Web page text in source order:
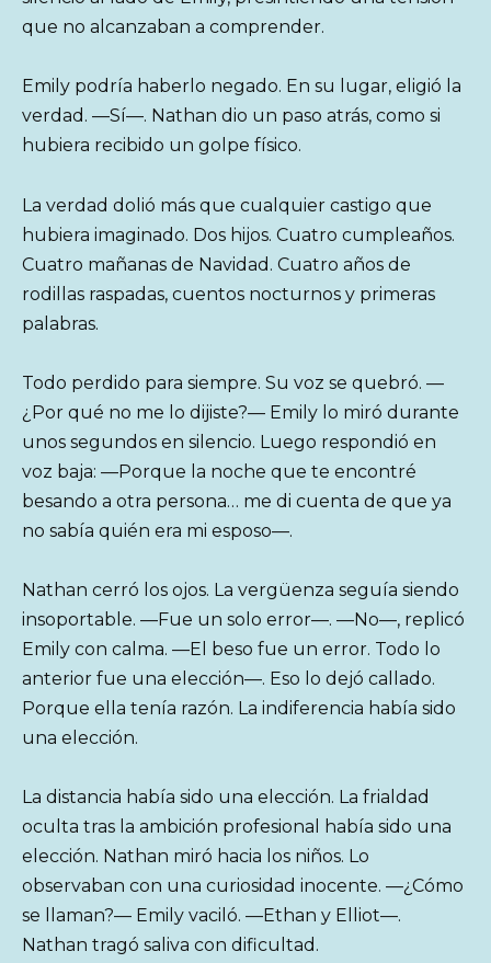
que no alcanzaban a comprender.
Emily podría haberlo negado. En su lugar, eligió la
verdad. —Sí—. Nathan dio un paso atrás, como si
hubiera recibido un golpe físico.
La verdad dolió más que cualquier castigo que
hubiera imaginado. Dos hijos. Cuatro cumpleaños.
Cuatro mañanas de Navidad. Cuatro años de
rodillas raspadas, cuentos nocturnos y primeras
palabras.
Todo perdido para siempre. Su voz se quebró. —
¿Por qué no me lo dijiste?— Emily lo miró durante
unos segundos en silencio. Luego respondió en
voz baja: —Porque la noche que te encontré
besando a otra persona… me di cuenta de que ya
no sabía quién era mi esposo—.
Nathan cerró los ojos. La vergüenza seguía siendo
insoportable. —Fue un solo error—. —No—, replicó
Emily con calma. —El beso fue un error. Todo lo
anterior fue una elección—. Eso lo dejó callado.
Porque ella tenía razón. La indiferencia había sido
una elección.
La distancia había sido una elección. La frialdad
oculta tras la ambición profesional había sido una
elección. Nathan miró hacia los niños. Lo
observaban con una curiosidad inocente. —¿Cómo
se llaman?— Emily vaciló. —Ethan y Elliot—.
Nathan tragó saliva con dificultad.